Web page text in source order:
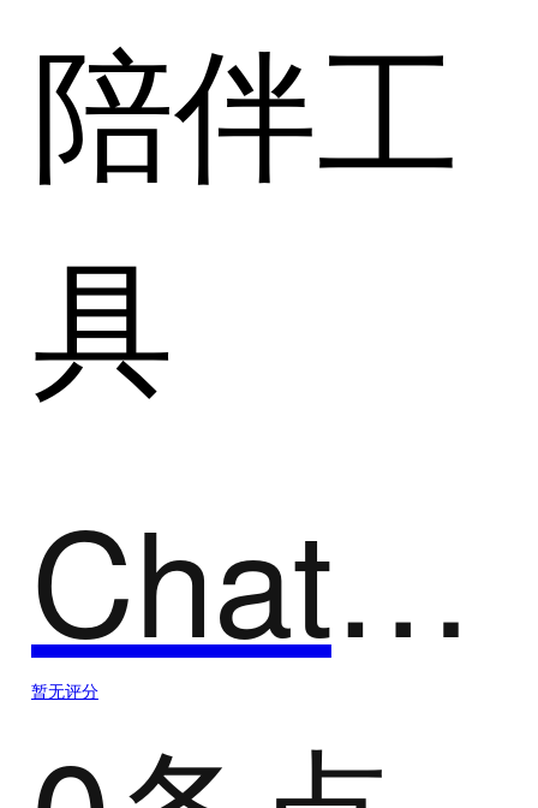
陪伴工
具
ChatSonic
暂无评分